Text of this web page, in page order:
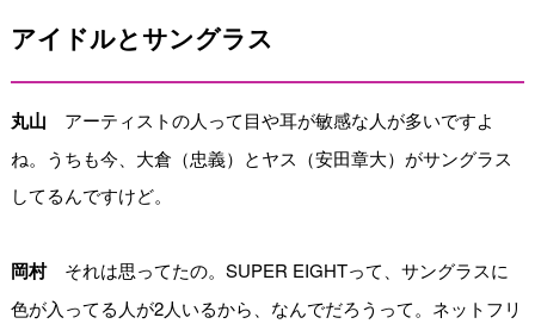
アイドルとサングラス
丸山 アーティストの人って目や耳が敏感な人が多いですよ
ね。うちも今、大倉（忠義）とヤス（安田章大）がサングラス
してるんですけど。
岡村それは思ってたの。SUPER EIGHTって、サングラスに
色が入ってる人が2人いるから、なんでだろうって。ネットフリ